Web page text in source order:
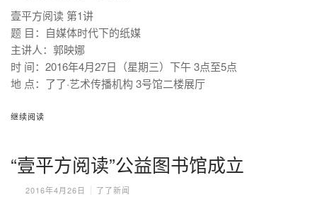
壹平方阅读 第1讲
题 目：自媒体时代下的纸媒
主讲人：郭映娜
时 间：2016年4月27日（星期三）下午 3点至5点
地 点：了了·艺术传播机构 3号馆二楼展厅
继续阅读
“壹平方阅读”公益图书馆成立
2016年4月26日 了了新闻